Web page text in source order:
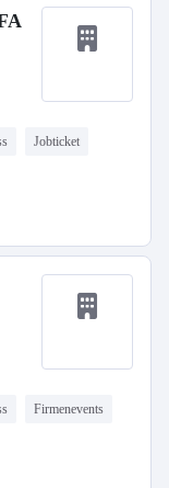
Jobticket
Firmenevents